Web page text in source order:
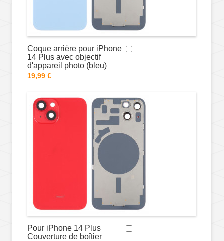
Coque arrière pour iPhone
14 Plus avec objectif
d'appareil photo (bleu)
19,99 €
Pour iPhone 14 Plus
Couverture de boîtier